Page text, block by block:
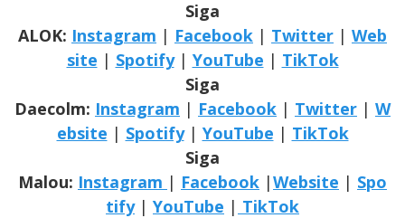
Siga
ALOK: Instagram | Facebook | Twitter | Web
site | Spotify| YouTube | TikTok
Siga
Daecolm: Instagram | Facebook | Twitter | W
ebsite | Spotify| YouTube | TikTok
Siga
Malou: Instagram | Facebook |Website | Spo
tify| YouTube | TikTok